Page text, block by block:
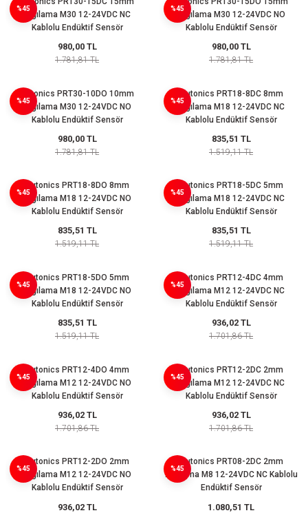
Ölçer) ve Wattmetreler
ve Test Cihazları
İstasyonları
Ölçüm Cihazları)
Ölçüm Cihazları)
/ Endoskop Kameralar
Muayene Cihazları)
%45
Algılama M30 12-24VDC NC
Kablolu Endüktif Sensör
980,00 TL
1.781,81 TL
%45
Algılama M30 12-24VDC NO
Kablolu Endüktif Sensör
980,00 TL
1.781,81 TL
%45
Autonics PRT30-10DO 10mm
Algılama M30 12-24VDC NO
Kablolu Endüktif Sensör
980,00 TL
1.781,81 TL
%45
Autonics PRT18-8DC 8mm
Algılama M18 12-24VDC NC
Kablolu Endüktif Sensör
835,51 TL
1.519,11 TL
%45
Autonics PRT18-8DO 8mm
Algılama M18 12-24VDC NO
Kablolu Endüktif Sensör
835,51 TL
1.519,11 TL
%45
Autonics PRT18-5DC 5mm
Algılama M18 12-24VDC NC
Kablolu Endüktif Sensör
835,51 TL
1.519,11 TL
%45
Autonics PRT18-5DO 5mm
Algılama M18 12-24VDC NO
Kablolu Endüktif Sensör
835,51 TL
1.519,11 TL
%45
Autonics PRT12-4DC 4mm
Algılama M12 12-24VDC NC
Kablolu Endüktif Sensör
936,02 TL
1.701,86 TL
%45
Autonics PRT12-4DO 4mm
Algılama M12 12-24VDC NO
Kablolu Endüktif Sensör
936,02 TL
1.701,86 TL
%45
Autonics PRT12-2DC 2mm
Algılama M12 12-24VDC NC
Kablolu Endüktif Sensör
936,02 TL
1.701,86 TL
%45
Autonics PRT12-2DO 2mm
Algılama M12 12-24VDC NO
Kablolu Endüktif Sensör
936,02 TL
%45
Autonics PRT08-2DC 2mm
Algılama M8 12-24VDC NC Kablolu
Endüktif Sensör
1.080,51 TL